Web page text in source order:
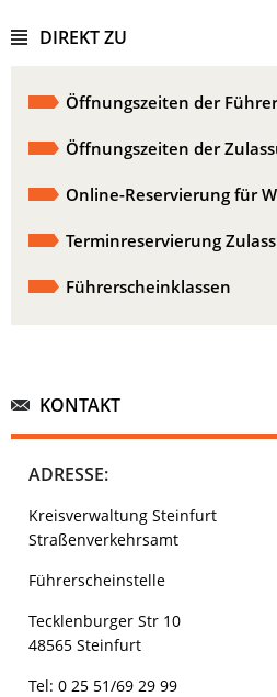
DIREKT ZU
Öffnungszeiten der
Öffnungszeiten der
Online-Reservierung für
Terminreservierung
Führerscheinklassen
KONTAKT
ADRESSE:
Kreisverwaltung Steinfurt
Straßenverkehrsamt
Führerscheinstelle
Tecklenburger Str 10
48565 Steinfurt
Tel: 0 25 51/69 29 99